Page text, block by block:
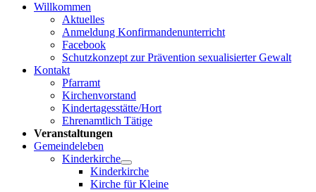
Willkommen
Aktuelles
Anmeldung Konfirmandenunterricht
Facebook
Schutzkonzept zur Prävention sexualisierter Gewalt
Kontakt
Pfarramt
Kirchenvorstand
Kindertagesstätte/Hort
Ehrenamtlich Tätige
Veranstaltungen
Gemeindeleben
Kinderkirche
Kinderkirche
Kirche für Kleine